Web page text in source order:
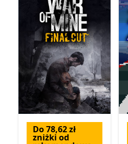
Do 78,62 zł
zniżki od